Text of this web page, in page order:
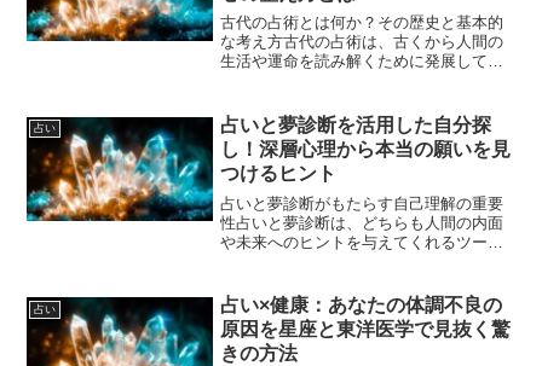
古代の占術とは何か？その歴史と基本的
な考え方古代の占術は、古くから人間の
生活や運命を読み解くために発展してき
現象や天体の動き、動物の行動などから
未来を予測し、生活の指針...
占い
占いと夢診断を活用した自分探
し！深層心理から本当の願いを見
つけるヒント
占いと夢診断がもたらす自己理解の重要
性占いと夢診断は、どちらも人間の内面
や未来へのヒントを与えてくれるツール
ることができ、日常生活や人生の選択に
役立てることが可能です。...
占い
占い×健康：あなたの体調不良の
原因を星座と東洋医学で見抜く驚
きの方法